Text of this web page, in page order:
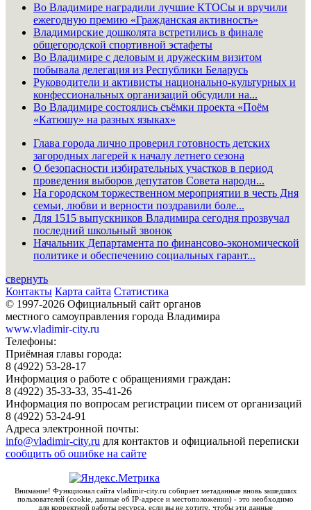
Во Владимире наградили лучшие КТОСы и вручили
ежегодную премию «Гражданская активность»
Владимирские дошколята встретились в финале
общегородской спортивной эстафеты
Во Владимире с деловым и дружеским визитом
побывала делегация из Республики Беларусь
Руководители и активисты национально-культурных и
конфессиональных организаций обсудили на...
Во Владимире состоялись съёмки проекта «Поём
«Катюшу» на разных языках»
Глава города лично проверил готовность детских
загородных лагерей к началу летнего сезона
О безопасности избирательных участков в период
проведения выборов депутатов Совета народн...
На городском торжественном мероприятии в честь Дня
семьи, любви и верности поздравили боле...
Для 1515 выпускников Владимира сегодня прозвучал
последний школьный звонок
Начальник Департамента по финансово-экономической
политике и обеспечению социальных гарант...
свернуть
Контакты Карта сайта Статистика
© 1997-2026 Официальный сайт органов
местного самоуправления города Владимира
www.vladimir-city.ru
Телефоны:
Приёмная главы города:
8 (4922) 53-28-17
Информация о работе с обращениями граждан:
8 (4922) 35-33-33, 35-41-26
Информация по вопросам регистрации писем от организаций
8 (4922) 53-24-91
Адреса электронной почты:
info@vladimir-city.ru для контактов и официальной переписки
сообщить об ошибке на сайте
Внимание! Функционал сайта vladimir-city.ru собирает метаданные вновь зашедших
пользователей (cookie, данные об IP-адресе и местоположении) - это необходимо
для корректной работы ресурса, если вы не хотите, чтобы эти данные